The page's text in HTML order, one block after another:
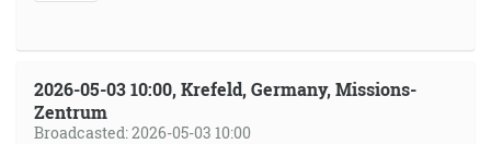
2026-05-03 10:00, Krefeld, Germany, Missions-
Zentrum
Broadcasted: 2026-05-03 10:00